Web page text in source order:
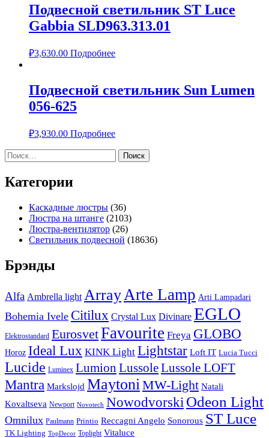
Подвесной светильник ST Luce
Gabbia SLD963.313.01
₽3,630.00 Подробнее
Подвесной светильник Sun Lumen
056-625
₽3,930.00 Подробнее
Найти:
Категории
Каскадные люстры (36)
Люстра на штанге (2103)
Люстра-вентилятор (26)
Светильник подвесной (18636)
Брэнды
Alfa Ambrella light Array Arte Lamp Arti Lampadari
Bohemia Ivele Citilux Crystal Lux Divinare EGLO
Elektrostandard EurosvetFavourite Freya GLOBO
Horoz Ideal Lux KINK Light Lightstar Loft IT Lucia Tucci
Lucide Luminex Lumion LussoleLussole LOFT
Mantra Markslojd Maytoni MW-Light Natali
Kovaltseva Newport Novotech Nowodvorski Odeon Light
Omnilux Paulmann Printio Reccagni Angelo Sonorous ST Luce
TK Lighting TopDecor Toplight Vitaluce